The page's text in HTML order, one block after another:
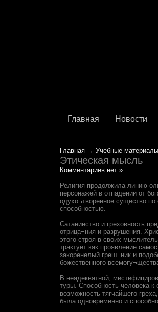
Главная Новости
Главная → Учебные материалы
Этическая мысль
Комментариев нет »
Религия продолжила линию
персонажей в отпадении от
одухо¬творенное существо
способностью.
Сатанинство и греховность
отрица¬ния и разрушения.
этого строя в своих
трактует как проявление
закоренелый греш¬ник и
божественного
В неадекватной,
туры. Способность человека
возможность тягчайшего
была одновременно и